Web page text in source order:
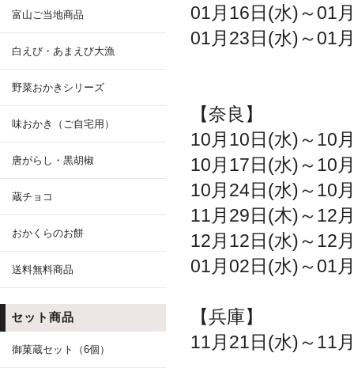
富山ご当地商品
白えび・あまえび大漁
野菜おかきシリーズ
味おかき（ご自宅用）
唐がらし・黒胡椒
蔵チョコ
おかくらのお餅
送料無料商品
セット商品
御菓蔵セット（6個）
01月16日(水)～01
01月23日(水)～01
【奈良】
10月10日(水)～10
10月17日(水)～10
10月24日(水)～10
11月29日(木)～12
12月12日(水)～12
01月02日(水)～01
【兵庫】
11月21日(水)～11